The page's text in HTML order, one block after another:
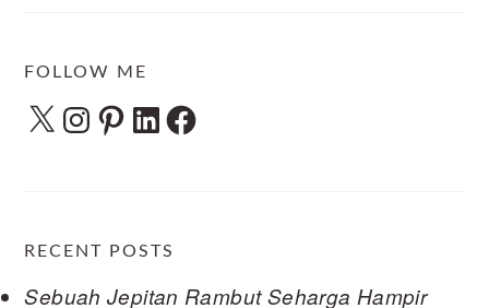
FOLLOW ME
X Instagram
Pinterest
LinkedInFacebook
RECENT POSTS
Sebuah Jepitan Rambut Seharga Hampir